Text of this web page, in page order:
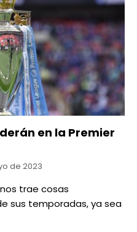
en la Premier
de 2023
trae cosas
sus temporadas, ya sea